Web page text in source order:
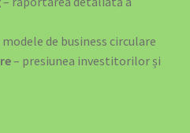
de business circulare
– presiunea investitorilor și